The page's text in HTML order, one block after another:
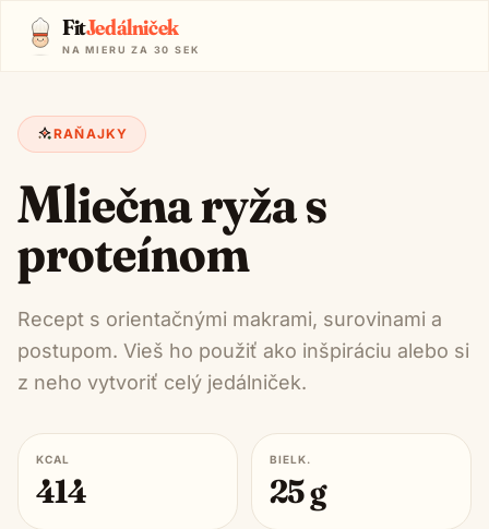
FitJedálniček
NA MIERU ZA 30 SEK
RAŇAJKY
Mliečna ryža s
proteínom
Recept s orientačnými makrami, surovinami a
postupom. Vieš ho použiť ako inšpiráciu alebo si
z neho vytvoriť celý jedálniček.
KCAL
414
BIELK.
25g